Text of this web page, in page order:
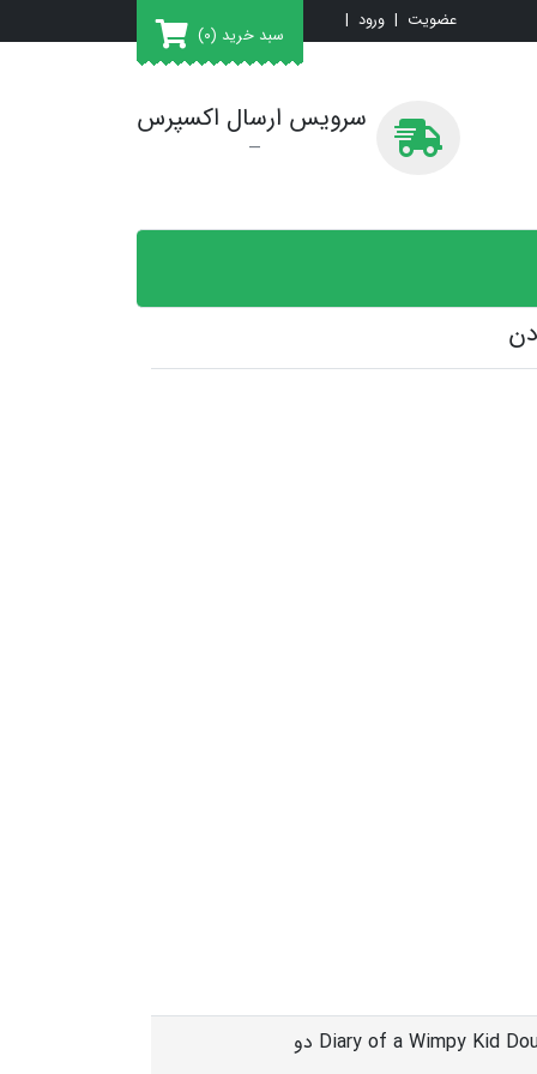
عضویت | ورود |
سبد خرید (0)
سرویس ارسال اکسپرس
Diary of a Wimpy Kid Double Down دو